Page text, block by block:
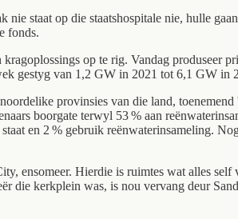
staat op die staatshospitale nie, hulle
fonds.
op te rig. Vandag produseer
gestyg van 1,2 GW in 2021 tot 6,1 GW in
provinsies van die land,
boorgate terwyl 53 % aan
en 2 % gebruik reënwaterinsameling.
ensomeer. Hierdie is ruimtes wat alles
die kerkplein was, is nou vervang deur